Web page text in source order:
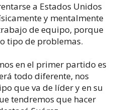
a Estados Unidos
y mentalmente
de equipo, porque
tipo de problemas.
en el primer partido es
todo diferente, nos
que va de líder y en su
tendremos que hacer